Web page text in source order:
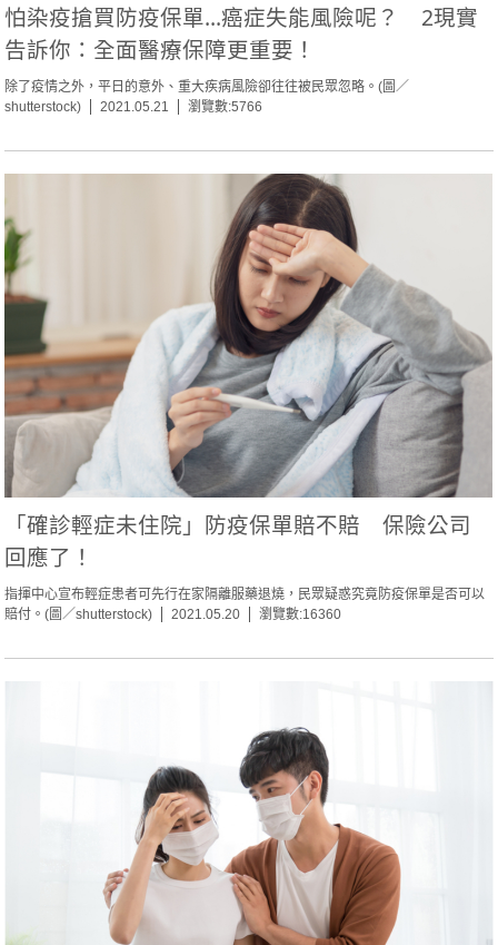
怕染疫搶買防疫保單...癌症失能風險呢？ 2現實
告訴你：全面醫療保障更重要！
除了疫情之外，平日的意外、重大疾病風險卻往往被民眾忽略。(圖／
shutterstock)
2021.05.21 瀏覽數:5766
「確診輕症未住院」防疫保單賠不賠 保險公司
回應了！
指揮中心宣布輕症患者可先行在家隔離服藥退燒，民眾疑惑究竟防疫保單是否可以
賠付。(圖／shutterstock)
2021.05.20 瀏覽數:16360